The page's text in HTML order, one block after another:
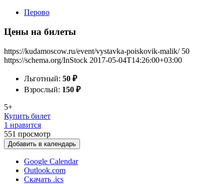
Перово
Цены на билеты
https://kudamoscow.ru/event/vystavka-poiskovik-malik/ 50
https://schema.org/InStock 2017-05-04T14:26:00+03:00
Льготный: 50 ₽
Взрослый: 150 ₽
5+
Купить билет
1 нравится
551 просмотр
Добавить в календарь
Google Calendar
Outlook.com
Скачать .ics